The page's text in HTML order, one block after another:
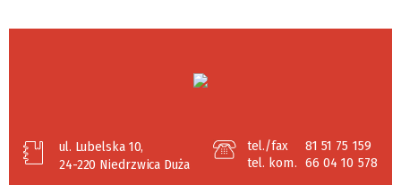
ul. Lubelska 10,
24-220 Niedrzwica Duża
tel./fax
81 51 75 159
tel. kom. 66 04 10 578